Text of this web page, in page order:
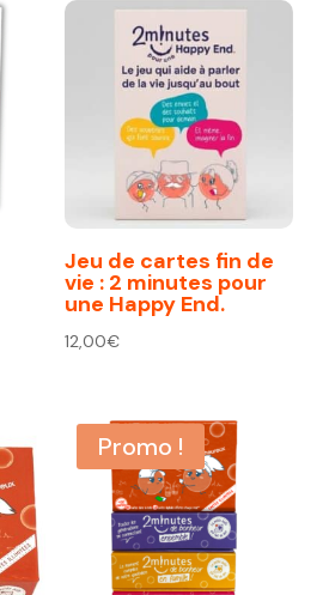
Jeu de cartes fin de
vie : 2 minutes pour
une Happy End.
12,00€
Promo !